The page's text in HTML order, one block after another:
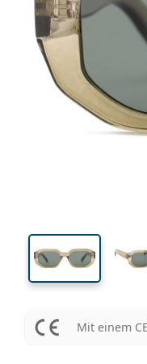
34 mm
Glashöhe
Mit einem